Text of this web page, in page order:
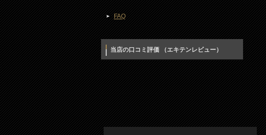
FAQ
当店の口コミ評価 （エキテンレビュー）